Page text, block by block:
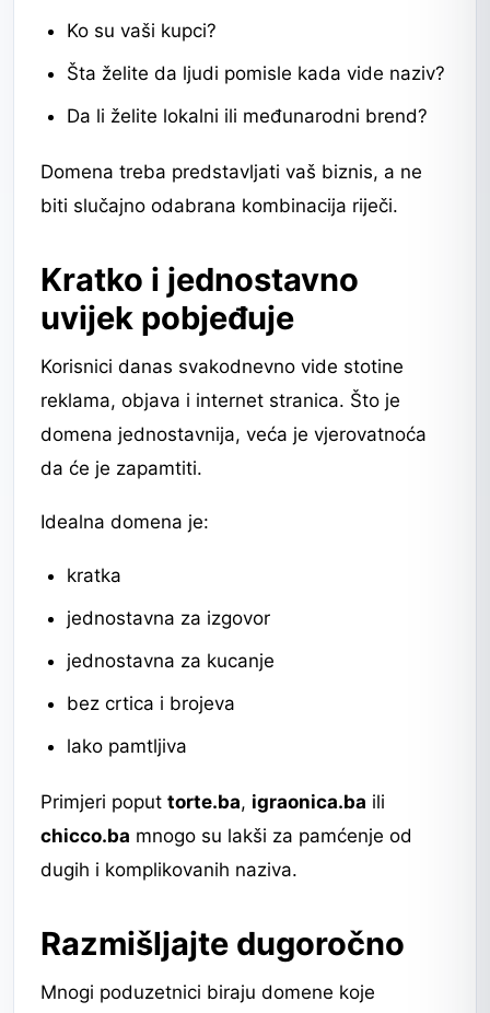
Ko su vaši kupci?
Šta želite da ljudi pomisle kada vide naziv?
Da li želite lokalni ili međunarodni brend?
Domena treba predstavljati vaš biznis, a ne
biti slučajno odabrana kombinacija riječi.
Kratko i jednostavno
uvijek pobjeđuje
Korisnici danas svakodnevno vide stotine
reklama, objava i internet stranica. Što je
domena jednostavnija, veća je vjerovatnoća
da će je zapamtiti.
Idealna domena je:
kratka
jednostavna za izgovor
jednostavna za kucanje
bez crtica i brojeva
lako pamtljiva
Primjeri poput torte.ba, igraonica.ba ili
chicco.ba mnogo su lakši za pamćenje od
dugih i komplikovanih naziva.
Razmišljajte dugoročno
Mnogi poduzetnici biraju domene koje